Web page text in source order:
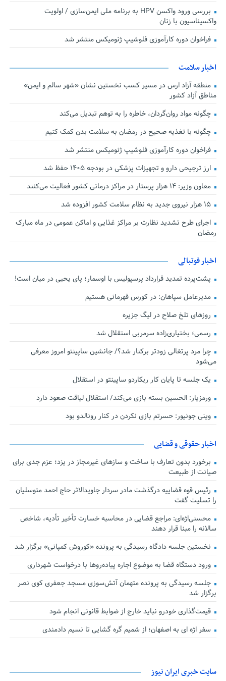
بررسی ورود واکسن HPV به برنامه ملی ایمن‌سازی / اولویت
واکسیناسیون با زنان
فراخوان دوره کارآموزی فلوشیپ ژنومیکس منتشر شد
اخبار سلامت
منطقه آزاد ارس در مسیر کسب نخستین نشان «شهر سالم و ایمن»
مناطق آزاد کشور
چگونه مواد روان‌گردان، خاطره را به توهم تبدیل می‌کند
چگونه با تغذیه صحیح در رمضان به سلامت بدن کمک کنیم
فراخوان دوره کارآموزی فلوشیپ ژنومیکس منتشر شد
ارز ترجیحی دارو و تجهیزات پزشکی در بودجه ۱۴۰۵ حفظ شد
معاون وزیر: ۱۴ هزار پرستار در مراکز درمانی کشور فعالیت می‌کنند
۱۵ هزار نیروی جدید به نظام سلامت کشور افزوده شد
اجرای طرح تشدید نظارت بر مراکز غذایی و اماکن عمومی در ماه مبارک
رمضان
اخبار فوتبالی
پشت‌پرده تمدید قرارداد پرسپولیس با اوسمار؛ پای یحیی در میان است!
مدیرعامل سپاهان: در کورس قهرمانی هستیم
روزهای تلخ صلاح در لیگ جزیره
رسمی؛ بختیاری‌زاده سرمربی استقلال شد
چرا مرد پرتغالی زودتر برکنار شد؟/ جانشین ساپینتو امروز معرفی
می‌شود
یک جلسه تا پایان کار ریکاردو ساپینتو در استقلال
ورمزیار: الحسین بسته بازی می‌کند/ استقلال لیاقت صعود دارد
وینی جونیور: حسرتم بازی نکردن در کنار رونالدو بود
اخبار حقوقی و قضایی
برخورد بدون تعارف با ساخت‌ و سازهای غیرمجاز در یزد؛ عزم جدی برای
صیانت از طبیعت
رئیس قوه قضاییه درگذشت مادر سردار جاویدالاثر حاج احمد متوسلیان
را تسلیت گفت
محسنی‌اژه‌ای: مراجع قضایی در محاسبه خسارت تأخیر تأدیه، شاخص
سالانه را مبنا قرار دهند
نخستین جلسه دادگاه رسیدگی به پرونده «کوروش کمپانی» برگزار شد
ورود دستگاه قضا به موضوع اجاره پیاده‌روها با درخواست شهرداری
جلسه رسیدگی به پرونده متهمان آتش‌سوزی مسجد جعفری کوی نصر
برگزار شد
قیمت‌گذاری خودرو نباید خارج از ضوابط قانونی انجام شود
سفر اژه ای به اصفهان؛ از شمیم گره گشایی تا نسیم دادمندی
سایت خبری ایران نیوز